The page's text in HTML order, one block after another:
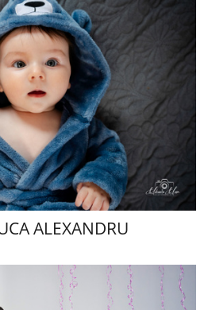
ALEXANDRU